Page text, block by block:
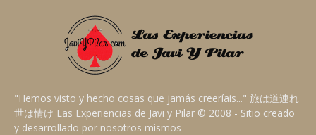
"Hemos visto y hecho cosas que jamás creeríais..." 旅は道連れ
世は情け Las Experiencias de Javi y Pilar © 2008 - Sitio creado
y desarrollado por nosotros mismos